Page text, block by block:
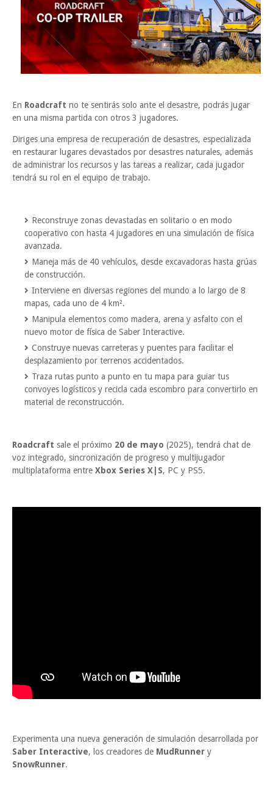
En Roadcraft no te sentirás solo ante el desastre, podrás jugar
en una misma partida con otros 3 jugadores.
Diriges una empresa de recuperación de desastres, especializada
en restaurar lugares devastados por desastres naturales, además
de administrar los recursos y las tareas a realizar, cada jugador
tendrá su rol en el equipo de trabajo.
Reconstruye zonas devastadas en solitario o en modo
cooperativo con hasta 4 jugadores en una simulación de física
avanzada.
Maneja más de 40 vehículos, desde excavadoras hasta grúas
de construcción.
Interviene en diversas regiones del mundo a lo largo de 8
mapas, cada uno de 4 km².
Manipula elementos como madera, arena y asfalto con el
nuevo motor de física de Saber Interactive.
Construye nuevas carreteras y puentes para facilitar el
desplazamiento por terrenos accidentados.
Traza rutas punto a punto en tu mapa para guiar tus
convoyes logísticos y recicla cada escombro para convertirlo en
material de reconstrucción.
Roadcraft sale el próximo 20 de mayo (2025), tendrá chat de
voz integrado, sincronización de progreso y multijugador
multiplataforma entre Xbox Series X|S, PC y PS5.
Experimenta una nueva generación de simulación desarrollada por
Saber Interactive, los creadores de MudRunner y
SnowRunner.